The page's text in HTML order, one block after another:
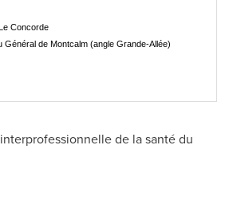
Concorde
Général de Montcalm (angle Grande-Allée)
de la santé du